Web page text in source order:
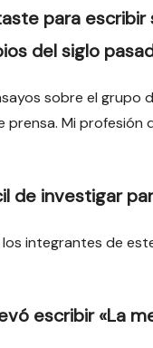
para
del siglo
sobre el grupo
prensa. Mi
de investigar
integrantes de
escribir «La